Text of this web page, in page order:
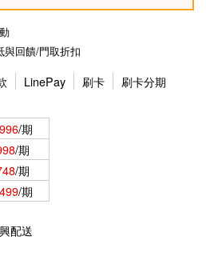
與回饋/門取折扣
LinePay 刷卡 刷卡分期
/期
/期
/期
/期
配送